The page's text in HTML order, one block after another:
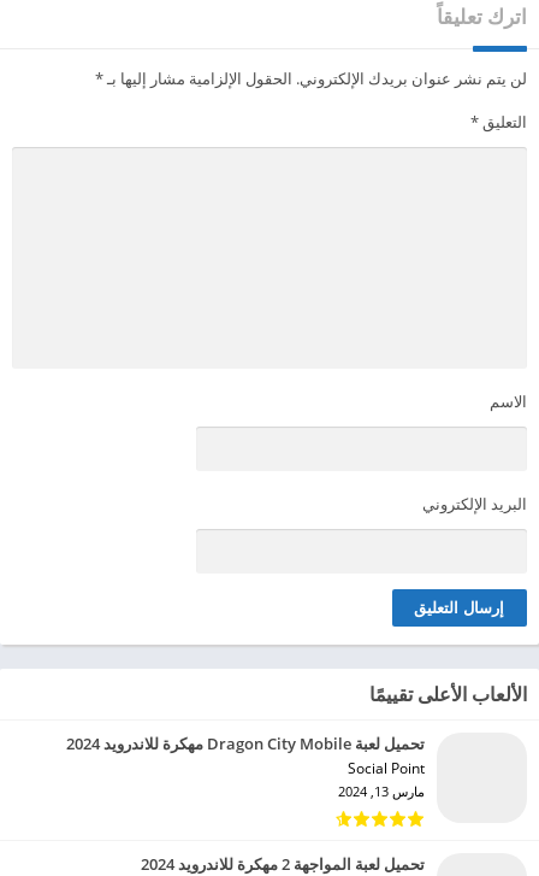
اترك تعليقاً
لن يتم نشر عنوان بريدك الإلكتروني. الحقول الإلزامية مشار إليها بـ*
التعليق*
الاسم
البريد الإلكتروني
الألعاب الأعلى تقييمًا
تحميل لعبة Dragon City Mobile مهكرة للاندرويد 2024
Social Point‏
مارس 13, 2024
تحميل لعبة المواجهة 2 مهكرة للاندرويد 2024